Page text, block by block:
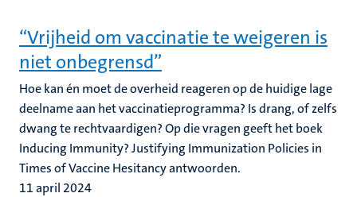
“Vrijheid om vaccinatie te weigeren is
niet onbegrensd”
Hoe kan én moet de overheid reageren op de huidige lage
deelname aan het vaccinatieprogramma? Is drang, of zelfs
dwang te rechtvaardigen? Op die vragen geeft het boek
Inducing Immunity? Justifying Immunization Policies in
Times of Vaccine Hesitancy antwoorden.
11 april 2024